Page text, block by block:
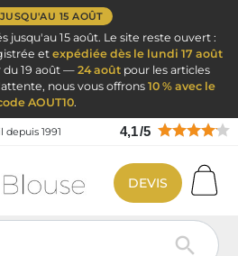
15 AOÛT
jusqu'au 15 août. Le site reste ouvert :
et expédiée dès le lundi 17 août
du 19 août —24 aoûtpour les articles
nous vous offrons 10 % avec le
AOUT10.
1991 4,1/5

DEVIS
de cuisine
Tablier de cuisine